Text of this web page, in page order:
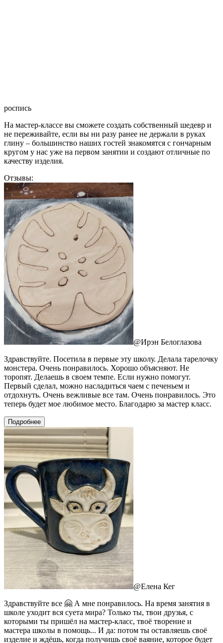
роспись
На мастер-классе вы сможете создать собственный шедевр и
не переживайте, если вы ни разу ранее не держали в руках
глину – большинство наших гостей знакомятся с гончарным
кругом у нас уже на первом занятии и создают отличные по
качеству изделия.
Отзывы:
@Ирэн Белоглазова
Здравствуйте. Посетила в первые эту школу. Делала тарелочку
монстера. Очень понравилось. Хорошо объясняют. Не
торопят. Делаешь в своем темпе. Если нужно помогут.
Первый сделал, можно насладиться чаем с печеньем и
отдохнуть. Очень вежливые все там. Очень понравилось. Это
теперь будет мое любимое место. Благодарю за мастер класс.
Подробнее
@Елена Кег
Здравствуйте все 🤗 А мне понравилось. На время занятия в
школе уходит вся суета мира? Только ты, твои друзья, с
которыми ты пришёл на мастер-класс, твоё творение и
мастера школы в помощь... И да: потом ты оставляешь своё
изделие и ждёшь, когда получишь своё ваяние, которое будет